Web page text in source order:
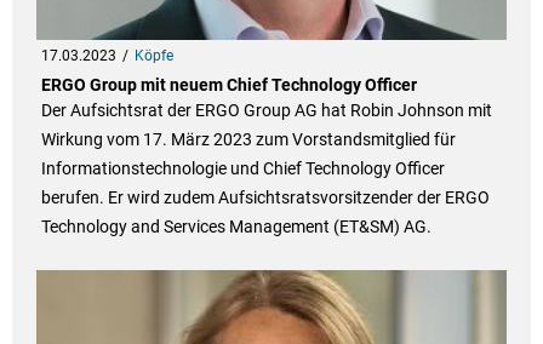
17.03.2023 Köpfe
ERGO Group mit neuem Chief Technology Officer
Der Aufsichtsrat der ERGO Group AG hat Robin Johnson mit
Wirkung vom 17. März 2023 zum Vorstandsmitglied für
Informationstechnologie und Chief Technology Officer
berufen. Er wird zudem Aufsichtsratsvorsitzender der ERGO
Technology and Services Management (ET&SM) AG.